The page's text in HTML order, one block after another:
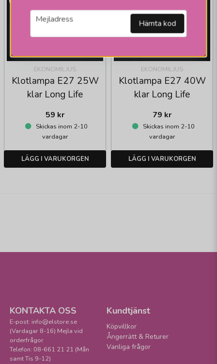
EKONOMILJUS
Klotlampa E27 25W
klar Long Life
59 kr
Skickas inom 2-10
vardagar
LÄGG I VARUKORGEN
EKONOMILJUS
Klotlampa E27 40W
klar Long Life
79 kr
Skickas inom 2-10
vardagar
LÄGG I VARUKORGEN
email
Mejladress Hämta kod
KONTAKTA OSS
E-post: info@elstore.se
(Vardagar 8-16) Mejla vid
orderfrågor
Telefon: 08-661 21 21 (Mån
samt Tis 9-12)
Kundtjänst
Köpvillkor
Ångerrätt & Returer
Vanliga frågor